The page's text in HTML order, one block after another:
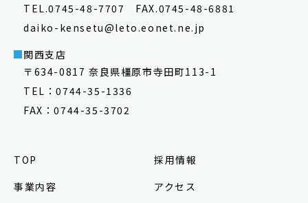
TEL.0745-48-7707 FAX.0745-48-6881
daiko-kensetu@leto.eonet.ne.jp
関西支店
〒634-0817 奈良県橿原市寺田町113-1
TEL：0744-35-1336
FAX：0744-35-3702
TOP
事業内容
採用情報
アクセス